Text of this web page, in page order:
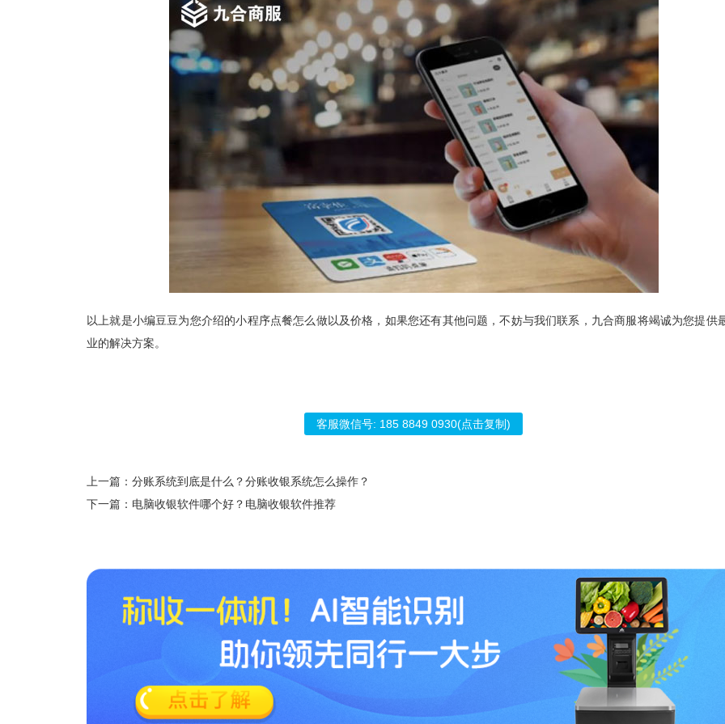
以上就是小编豆豆为您介绍的小程序点餐怎么做以及价格，如果您还有其他问题，不妨与我们联系， 九合商服将竭诚为您提供
业的解决方案。
客服微信号: 185 8849 0930(点击复制)
上一篇：分账系统到底是什么？分账收银系统怎么操作？
下一篇：电脑收银软件哪个好？电脑收银软件推荐